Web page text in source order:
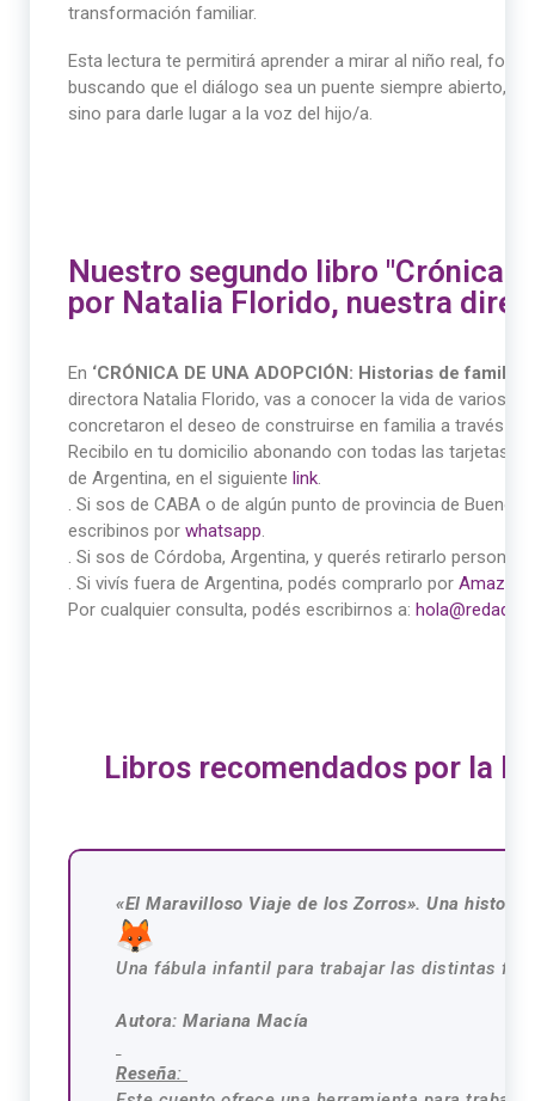
transformación familiar.
Esta lectura te permitirá aprender a mirar al niño real,
buscando que el diálogo sea un puente siempre abierto,
sino para darle lugar a la voz del hijo/a.
Nuestro segundo libro "Crónica
por Natalia Florido, nuestra
En ‘CRÓNICA DE UNA ADOPCIÓN: Historias de
directora Natalia Florido, vas a conocer la vida de varios
concretaron el deseo de construirse en familia a través de
Recibilo en tu domicilio abonando con todas las tarjetas o
de Argentina, en el siguiente link.
. Si sos de CABA o de algún punto de provincia de
escribinos por whatsapp.
. Si sos de Córdoba, Argentina, y querés retirarlo
. Si vivís fuera de Argentina, podés comprarlo por Amazon
Por cualquier consulta, podés escribirnos a:
Libros recomendados por la
«El Maravilloso Viaje de los Zorros». Una historia
Una fábula infantil para trabajar las distintas
Autora: Mariana Macía
Reseña: